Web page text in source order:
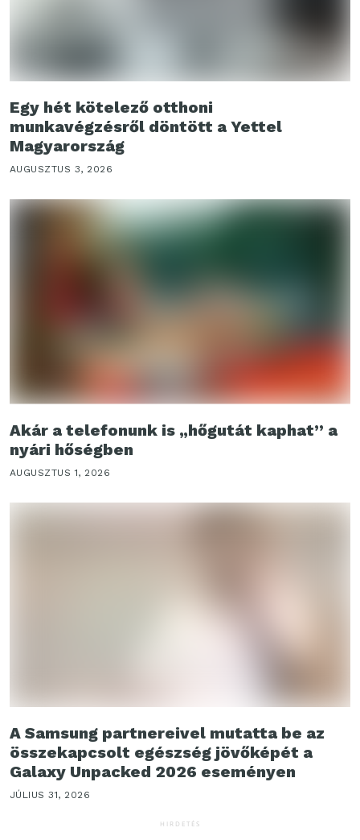
Egy hét kötelező otthoni
munkavégzésről döntött a Yettel
Magyarország
AUGUSZTUS 3, 2026
Akár a telefonunk is „hőgutát kaphat” a
nyári hőségben
AUGUSZTUS 1, 2026
A Samsung partnereivel mutatta be az
összekapcsolt egészség jövőképét a
Galaxy Unpacked 2026 eseményen
JÚLIUS 31, 2026
HIRDETÉS